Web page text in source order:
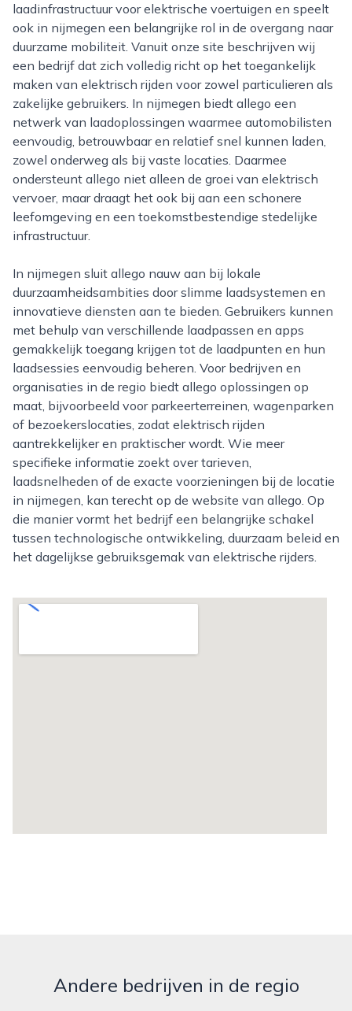
laadinfrastructuur voor elektrische voertuigen en speelt
ook in nijmegen een belangrijke rol in de overgang naar
duurzame mobiliteit. Vanuit onze site beschrijven wij
een bedrijf dat zich volledig richt op het toegankelijk
maken van elektrisch rijden voor zowel particulieren als
zakelijke gebruikers. In nijmegen biedt allego een
netwerk van laadoplossingen waarmee automobilisten
eenvoudig, betrouwbaar en relatief snel kunnen laden,
zowel onderweg als bij vaste locaties. Daarmee
ondersteunt allego niet alleen de groei van elektrisch
vervoer, maar draagt het ook bij aan een schonere
leefomgeving en een toekomstbestendige stedelijke
infrastructuur.
In nijmegen sluit allego nauw aan bij lokale
duurzaamheidsambities door slimme laadsystemen en
innovatieve diensten aan te bieden. Gebruikers kunnen
met behulp van verschillende laadpassen en apps
gemakkelijk toegang krijgen tot de laadpunten en hun
laadsessies eenvoudig beheren. Voor bedrijven en
organisaties in de regio biedt allego oplossingen op
maat, bijvoorbeeld voor parkeerterreinen, wagenparken
of bezoekerslocaties, zodat elektrisch rijden
aantrekkelijker en praktischer wordt. Wie meer
specifieke informatie zoekt over tarieven,
laadsnelheden of de exacte voorzieningen bij de locatie
in nijmegen, kan terecht op de website van allego. Op
die manier vormt het bedrijf een belangrijke schakel
tussen technologische ontwikkeling, duurzaam beleid en
het dagelijkse gebruiksgemak van elektrische rijders.
Andere bedrijven in de regio